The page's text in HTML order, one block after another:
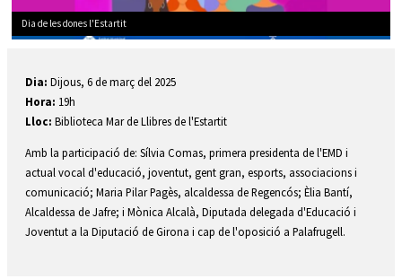
Dia de les dones l'Estartit
Dia: Dijous, 6 de març del 2025
Hora: 19h
Lloc: Biblioteca Mar de Llibres de l'Estartit
Amb la participació de: Sílvia Comas, primera presidenta de l'EMD i
actual vocal d'educació, joventut, gent gran, esports, associacions i
comunicació; Maria Pilar Pagès, alcaldessa de Regencós; Èlia Bantí,
Alcaldessa de Jafre; i Mònica Alcalà, Diputada delegada d'Educació i
Joventut a la Diputació de Girona i cap de l'oposició a Palafrugell.